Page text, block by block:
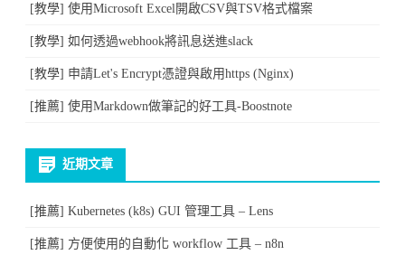
[教學] 使用Microsoft Excel開啟CSV與TSV格式檔案
[教學] 如何透過webhook將訊息送進slack
[教學] 申請Let's Encrypt憑證與啟用https (Nginx)
[推薦] 使用Markdown做筆記的好工具-Boostnote
近期文章
[推薦] Kubernetes (k8s) GUI 管理工具 – Lens
[推薦] 方便使用的自動化 workflow 工具 – n8n